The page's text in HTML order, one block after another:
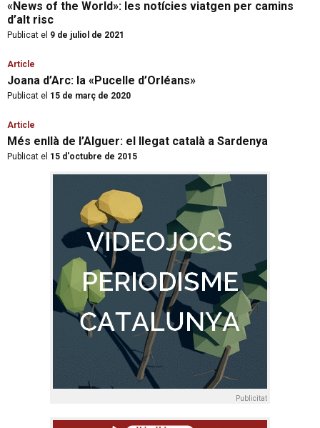
«News of the World»: les notícies viatgen per camins
d’alt risc
Publicat el 9 de juliol de 2021
Article
Joana d’Arc: la «Pucelle d’Orléans»
Publicat el 15 de març de 2020
Article
Més enllà de l’Alguer: el llegat català a Sardenya
Publicat el 15 d'octubre de 2015
Publicitat